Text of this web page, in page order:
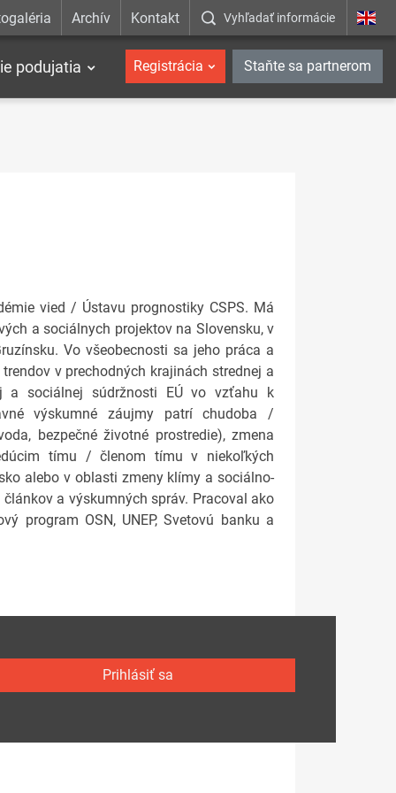
Archív Kontakt Vyhľadať informácie
podujatia Registrácia Staňte sa partnerom
vied / Ústavu prognostiky CSPS. Má
a sociálnych projektov na Slovensku, v
Vo všeobecnosti sa jeho práca a
v prechodných krajinách strednej a
a sociálnej súdržnosti EÚ vo vzťahu k
výskumné záujmy patrí chudoba /
bezpečné životné prostredie), zmena
tímu / členom tímu v niekoľkých
alebo v oblasti zmeny klímy a sociálno-
a výskumných správ. Pracoval ako
program OSN, UNEP, Svetovú banku a
Prihlásiť sa